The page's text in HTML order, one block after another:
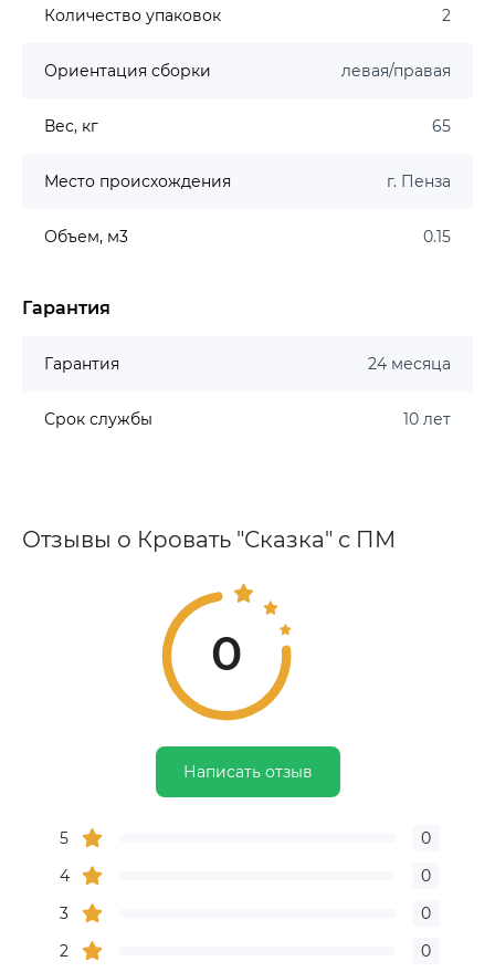
Количество упаковок 2
Ориентация сборки левая/правая
Вес, кг 65
Место происхождения г. Пенза
Объем, м3 0.15
Гарантия
Гарантия 24 месяца
Срок службы 10 лет
Отзывы о Кровать "Сказка" с ПМ
0
Написать отзыв
5
0
4
0
3
0
2
0